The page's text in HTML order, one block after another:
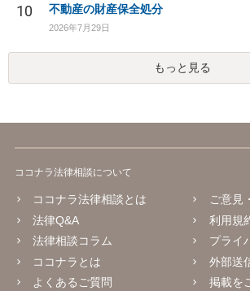
10 不動産の財産保全処分
2026年7月29日
もっと見る
ココナラ法律相談について
ココナラ法律相談とは
法律Q&A
法律相談コラム
ココナラとは
よくあるご質問
ご意見
利用規
プライ
外部送
掲載を